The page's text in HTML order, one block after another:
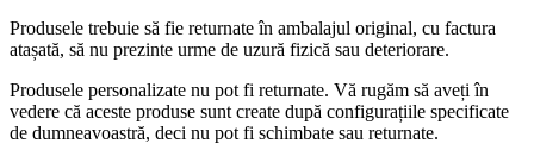
Produsele trebuie să fie returnate în ambalajul original, cu factura
atașată, să nu prezinte urme de uzură fizică sau deteriorare.
Produsele personalizate nu pot fi returnate. Vă rugăm să aveți în
vedere că aceste produse sunt create după configurațiile specificate
de dumneavoastră, deci nu pot fi schimbate sau returnate.